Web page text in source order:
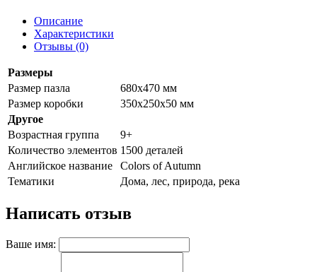
Описание
Характеристики
Отзывы (0)
Размеры
Размер пазла
680x470 мм
Размер коробки
350х250х50 мм
Другое
Возрастная группа
9+
Количество элементов 1500 деталей
Английское название
Colors of Autumn
Тематики
Дома, лес, природа, река
Написать отзыв
Ваше имя: